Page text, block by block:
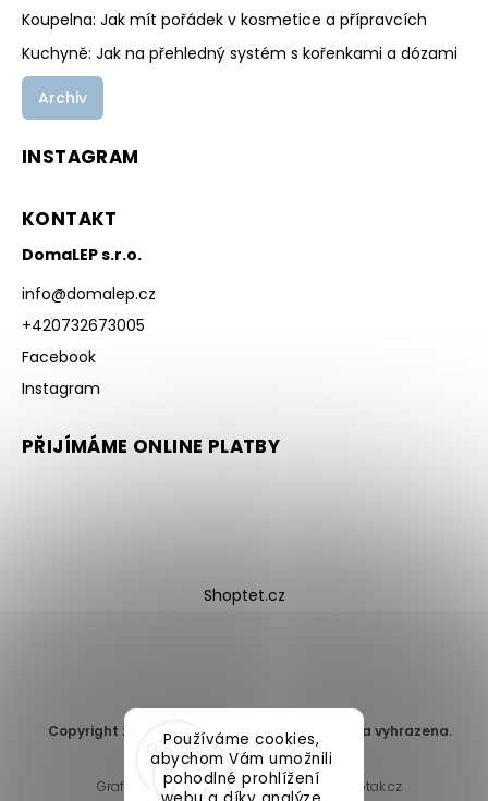
Používáme cookies,
abychom Vám umožnili
pohodlné prohlížení
Koupelna: Jak mít pořádek v kosmetice a přípravcích
Kuchyně: Jak na přehledný systém s kořenkami a dózami
Archiv
INSTAGRAM
KONTAKT
DomaLEP s.r.o.
info@domalep.cz
+420732673005
Facebook
Instagram
PŘIJÍMÁME ONLINE PLATBY
Shoptet.cz
Copyright 2026 DomaLEP s.r.o.
. Všechna práva vyhrazena.
Upravit nastavení cookies
Grafický návrh vytvořil a nakódoval
Shoptak.cz